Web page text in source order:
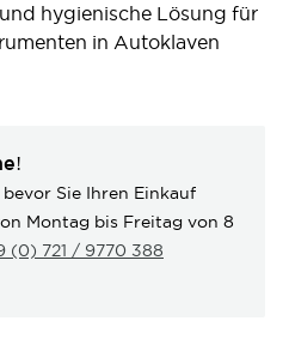
hygienische Lösung für
in Autoklaven
Sie Ihren Einkauf
Montag bis Freitag von 8
(0) 721 / 9770 388